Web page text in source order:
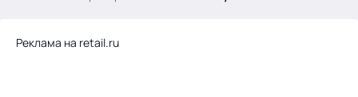
Реклама на retail.ru